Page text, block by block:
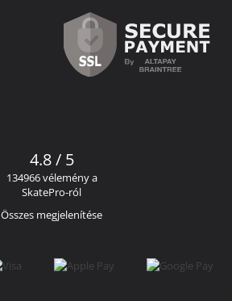
4.8 / 5
134966 vélemény a
SkatePro-ról
Összes megjelenítése